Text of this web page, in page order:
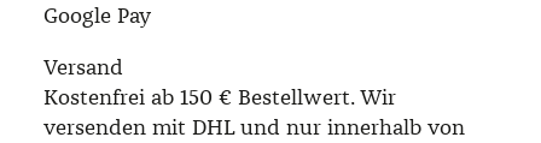
Google Pay
Versand
Kostenfrei ab 150 € Bestellwert. Wir
versenden mit DHL und nur innerhalb von